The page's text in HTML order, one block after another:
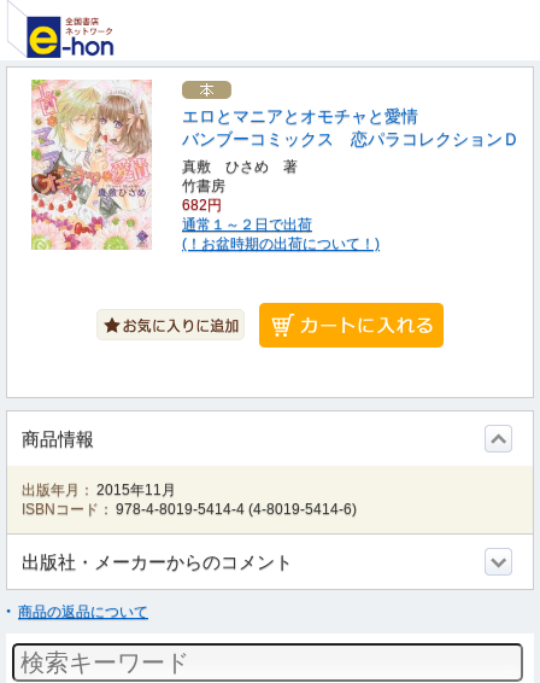
エロとマニアとオモチャと愛情
バンブーコミックス 恋パラコレクションＤ
真敷 ひさめ 著
竹書房
682円
通常１～２日で出荷
(！お盆時期の出荷について！)
商品情報
出版年月： 2015年11月
ISBNコード： 978-4-8019-5414-4 (4-8019-5414-6)
出版社・メーカーからのコメント
商品の返品について